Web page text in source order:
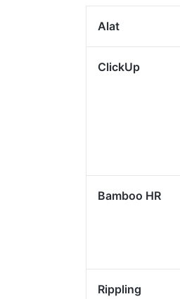
Alat
ClickUp
Bamboo HR
Rippling